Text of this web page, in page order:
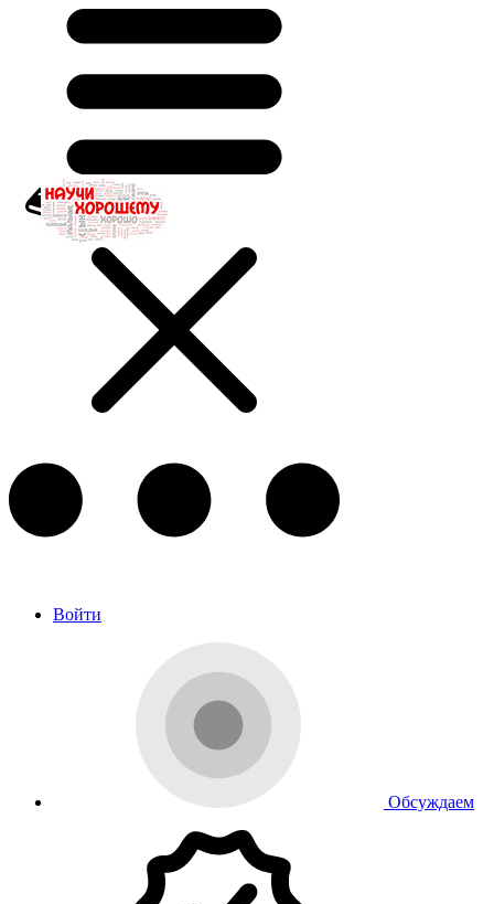
Войти
Обсуждаем